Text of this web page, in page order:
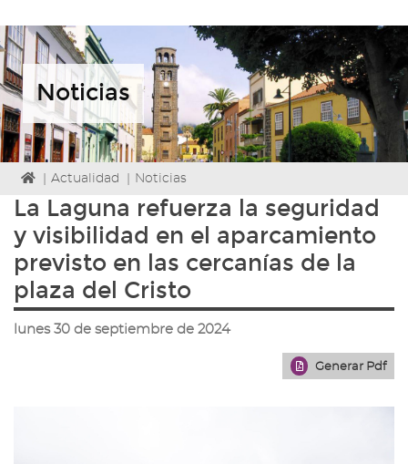
página
de
Facebook
página
de
Twitter
canal
de
Youtube
Noticias
Icono
Home
para
a
la
página
de
Actualidad Noticias
La Laguna refuerza la seguridad
y visibilidad en el aparcamiento
previsto en las cercanías de la
plaza del Cristo
lunes 30 de septiembre de 2024
Generar Pdf